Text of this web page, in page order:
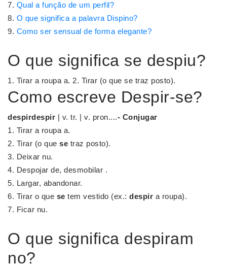
Qual a função de um perfil?
O que significa a palavra Dispino?
Como ser sensual de forma elegante?
O que significa se despiu?
1. Tirar a roupa a. 2. Tirar (o que se traz posto).
Como escreve Despir-se?
despirdespir | v. tr. | v. pron....- Conjugar
Tirar a roupa a.
Tirar (o que se traz posto).
Deixar nu.
Despojar de, desmobilar .
Largar, abandonar.
Tirar o que se tem vestido (ex.: despir a roupa).
Ficar nu.
O que significa despiram
no?